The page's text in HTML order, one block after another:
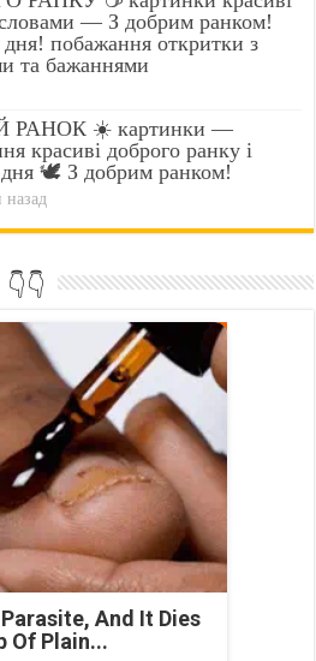
— З добрим ранком!
дня! побажання откритки з
та бажаннями
РАНОК ☀️ картинки —
красиві доброго ранку і
дня 🕊️ З добрим ранком!
назад
And It Dies
Of Plain...